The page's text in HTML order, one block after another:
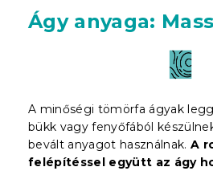
Ágy anyaga:
A minőségi tömörfa ágyak
bükk vagy fenyőfából
bevált anyagot használnak. A
felépítéssel együtt az ágy